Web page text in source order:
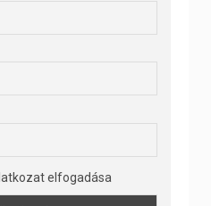
elfogadása